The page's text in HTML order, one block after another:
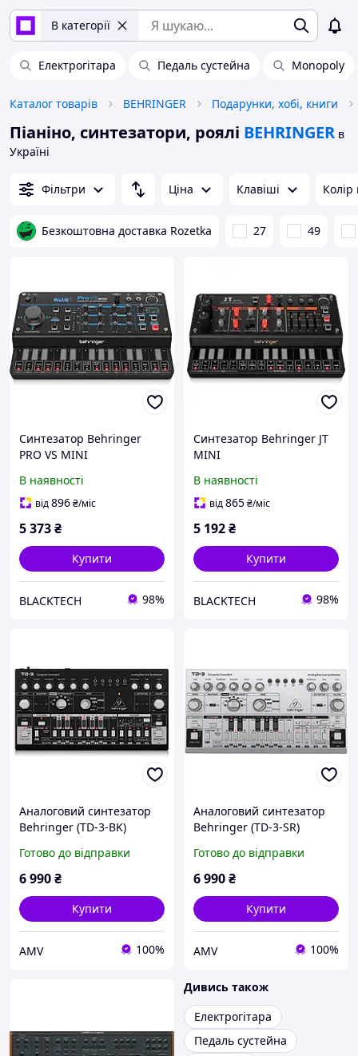
В категорії
Електрогітара Педаль сустейна Monopoly
Каталог товарів BEHRINGER Подарунки, хобі, книги
Піаніно, синтезатори, роялі BEHRINGER в
Україні
Фільтри Ціна Клавіші Колір
Безкоштовна доставка Rozetka 27 49
Синтезатор Behringer
PRO VS MINI
В наявності
від896₴/міс
5 373₴
Купити
BLACKTECH 98%
Синтезатор Behringer JT
MINI
В наявності
від865₴/міс
5 192₴
Купити
BLACKTECH 98%
Аналоговий синтезатор
Behringer (TD-3-BK)
Готово до відправки
6 990₴
Купити
AMV 100%
Аналоговий синтезатор
Behringer (TD-3-SR)
Готово до відправки
6 990₴
Купити
AMV 100%
Дивись також
Електрогітара
Педаль сустейна